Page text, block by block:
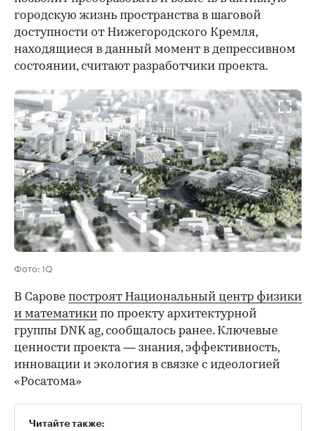
городскую жизнь пространства в шаговой
доступности от Нижегородского Кремля,
находящиеся в данный момент в депрессивном
состоянии, считают разработчики проекта.
Фото: IQ
В Сарове построят Национальный центр физики
и математики по проекту архитектурной
группы DNK ag, сообщалось ранее. Ключевые
ценности проекта — знания, эффективность,
инновации и экология в связке с идеологией
«Росатома»
Читайте также: